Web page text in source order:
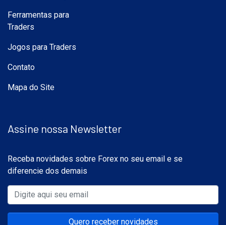
Ferramentas para
Traders
Jogos para Traders
Contato
Mapa do Site
Assine nossa Newsletter
Receba novidades sobre Forex no seu email e se
diferencie dos demais
Quero receber novidades